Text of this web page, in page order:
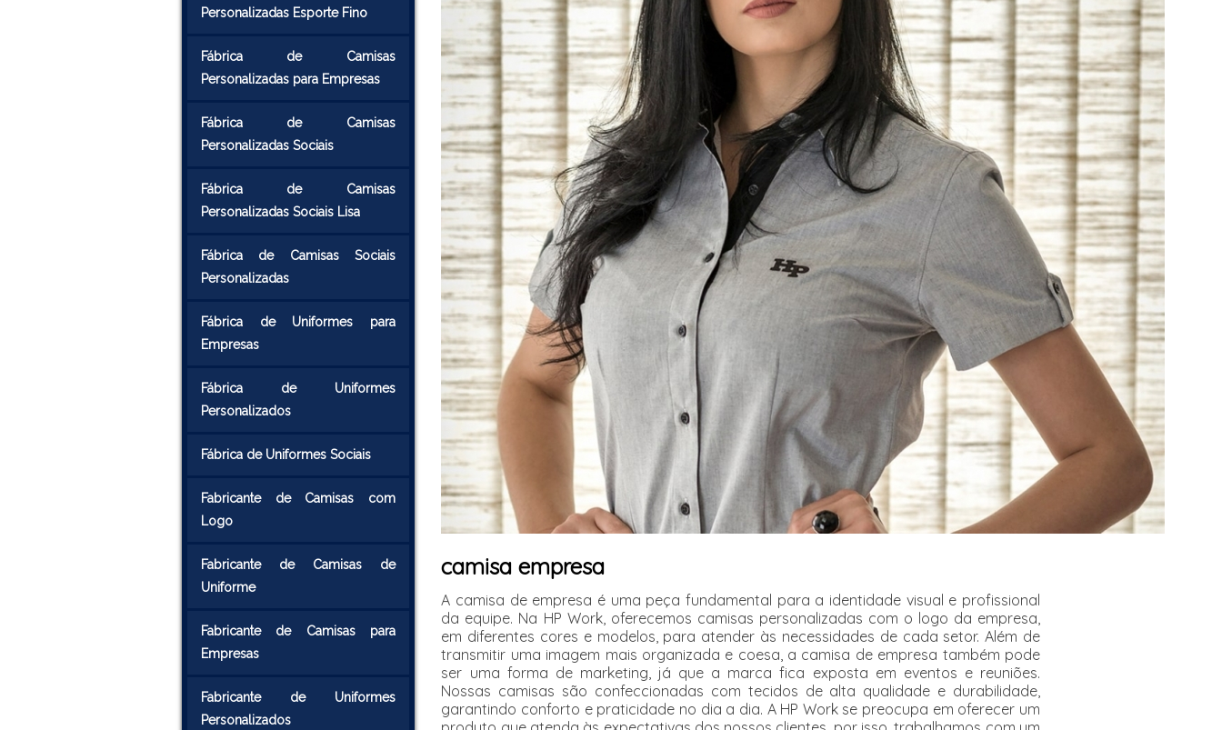
Personalizadas Esporte Fino
Fábrica de Camisas
Personalizadas para Empresas
Fábrica de Camisas
Personalizadas Sociais
Fábrica de Camisas
Personalizadas Sociais Lisa
Fábrica de Camisas Sociais
Personalizadas
Fábrica de Uniformes para
Empresas
Fábrica de Uniformes
Personalizados
Fábrica de Uniformes Sociais
Fabricante de Camisas com
Logo
Fabricante de Camisas de
Uniforme
Fabricante de Camisas para
Empresas
Fabricante de Uniformes
Personalizados
camisa empresa
A camisa de empresa é uma peça fundamental para a identidade visual e profissional
da equipe. Na HP Work, oferecemos camisas personalizadas com o logo da empresa,
em diferentes cores e modelos, para atender às necessidades de cada setor. Além de
transmitir uma imagem mais organizada e coesa, a camisa de empresa também pode
ser uma forma de marketing, já que a marca fica exposta em eventos e reuniões.
Nossas camisas são confeccionadas com tecidos de alta qualidade e durabilidade,
garantindo conforto e praticidade no dia a dia. A HP Work se preocupa em oferecer um